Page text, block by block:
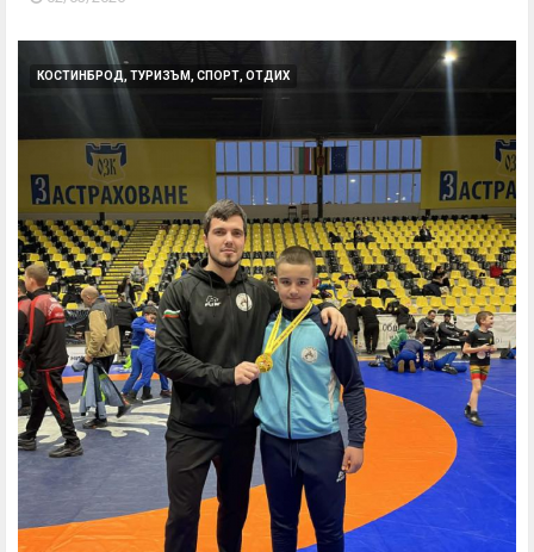
КОСТИНБРОД, ТУРИЗЪМ, СПОРТ, ОТДИХ